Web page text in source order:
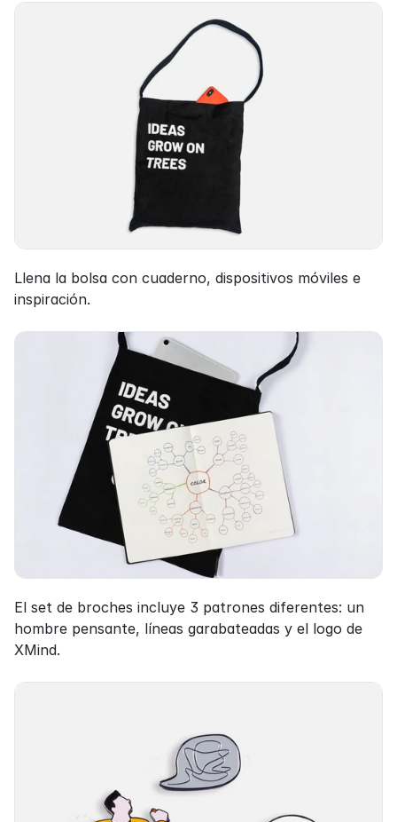
Llena la bolsa con cuaderno, dispositivos móviles e
inspiración.
El set de broches incluye 3 patrones diferentes: un
hombre pensante, líneas garabateadas y el logo de
XMind.